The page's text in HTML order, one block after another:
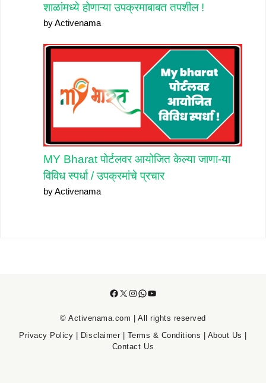
शाळांमध्ये होणाऱ्या उपक्रमाबाबत तपशील !
by Activenama
MY Bharat पोर्टलवर आयोजित केल्या जाणा-या
विविध स्पर्धा / उपक्रमांचे प्रचार
by Activenama
Facebook
X Instagram
WhatsApp
YouTube
© Activenama.com | All rights reserved
Privacy Policy
Disclaimer Terms & Conditions About Us
Contact Us